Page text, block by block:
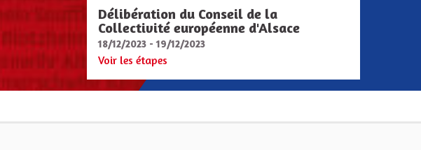
Délibération du Conseil de la
Collectivité européenne d'Alsace
18/12/2023 - 19/12/2023
Voir les étapes